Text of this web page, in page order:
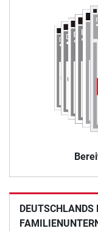
DEUTSCHLANDS